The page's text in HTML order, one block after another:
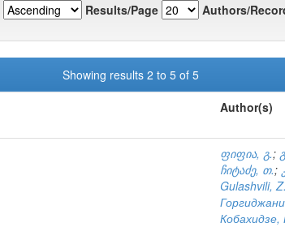
Results/Page Authors/
Showing results 2 to 5 of 5
Author(s)
ფიფია, გ.;
ჩიტაძე, თ.;
Gulashvili, Z.
Кобахидзе,